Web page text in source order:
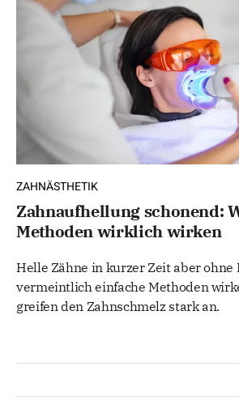
ZAHNÄSTHETIK
Zahnaufhellung schonend:
Methoden wirklich wirken
Helle Zähne in kurzer Zeit aber ohne
vermeintlich einfache Methoden
greifen den Zahnschmelz stark an.